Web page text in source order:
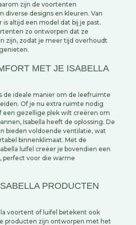
zijn de voortenten
diverse designs en kleuren. Van
is altijd een model dat bij je past.
zo ontworpen dat ze
zijn, zodat je meer tijd overhoudt
genieten.
MET JE ISABELLA
de ideale manier om de leefruimte
Of je nu extra ruimte nodig
een gezellige plek wilt creëren om
Isabella heeft de oplossing. De
bieden voldoende ventilatie, wat
binnenklimaat. Met de
luifel creëer je bovendien een
perfect voor die warme
PRODUCTEN
voortent of luifel betekent ook
producten zijn ontworpen met het